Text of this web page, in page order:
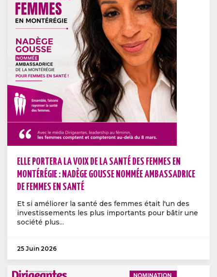
ELLE PORTERA LA VOIX DE LA SANTÉ DES FEMMES EN
MONTÉRÉGIE : NADÈGE GOUSSE NOMMÉE AMBASSADRICE
DE FEMMES EN SANTÉ
Et si améliorer la santé des femmes était l'un des
investissements les plus importants pour bâtir une
société plus...
25 Juin 2026